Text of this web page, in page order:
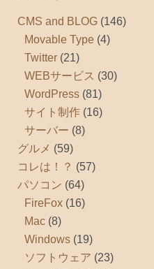
CMS and BLOG (146)
Movable Type (4)
Twitter (21)
WEBサービス (30)
WordPress (81)
サイト制作 (16)
サーバー (8)
グルメ (59)
コレは！？ (57)
パソコン (64)
FireFox (16)
Mac (8)
Windows (19)
ソフトウェア (23)